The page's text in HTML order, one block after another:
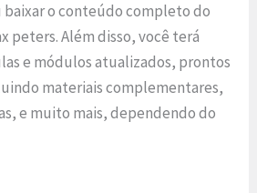
baixar o conteúdo completo do
peters. Além disso, você terá
e módulos atualizados, prontos
materiais complementares,
e muito mais, dependendo do